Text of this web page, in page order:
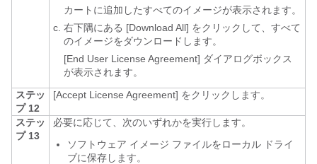
カートに追加したすべてのイメージが表示されます。
右下隅にある [Download All] をクリックして、すべて
のイメージをダウンロードします。
[End User License Agreement] ダイアログボックス
が表示されます。
ステッ
プ 12
[Accept License Agreement] をクリックします。
ステッ
プ 13
必要に応じて、次のいずれかを実行します。
ソフトウェア イメージ ファイルをローカル ドライ
ブに保存します。